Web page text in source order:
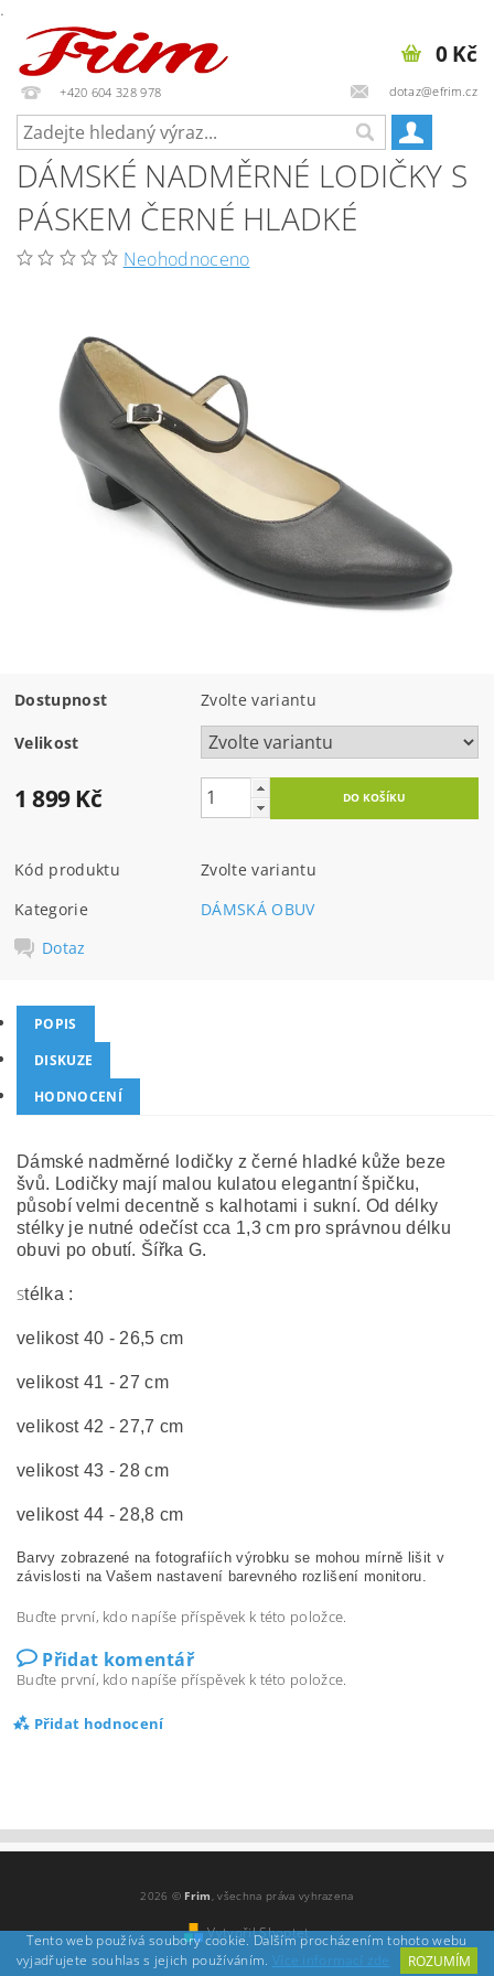
.
+420 604 328 978 dotaz@efrim.cz
0 Kč
DÁMSKÉ NADMĚRNÉ LODIČKY S
PÁSKEM ČERNÉ HLADKÉ
Neohodnoceno
Dostupnost Zvolte variantu
Velikost
1 899 Kč
Kód produktu
Zvolte variantu
Kategorie
DÁMSKÁ OBUV
Dotaz
POPIS
DISKUZE
HODNOCENÍ
Dámské nadměrné lodičky z černé hladké kůže beze
švů. Lodičky mají malou kulatou elegantní špičku,
působí velmi decentně s kalhotami i sukní. Od délky
stélky je nutné odečíst cca 1,3 cm pro správnou délku
obuvi po obutí. Šířka G.
Stélka :
velikost 40 - 26,5 cm
velikost 41 - 27 cm
velikost 42 - 27,7 cm
velikost 43 - 28 cm
velikost 44 - 28,8 cm
Barvy zobrazené na fotografiích výrobku se mohou mírně lišit v
závislosti na Vašem nastavení barevného rozlišení monitoru.
Buďte první, kdo napíše příspěvek k této položce.
Přidat komentář
Buďte první, kdo napíše příspěvek k této položce.
Přidat hodnocení
2026 © Frim, všechna práva vyhrazena
Vytvořil Shoptet
Tento web používá soubory cookie. Dalším procházením tohoto webu
vyjadřujete souhlas s jejich používáním. Více informací zde ROZUMÍM